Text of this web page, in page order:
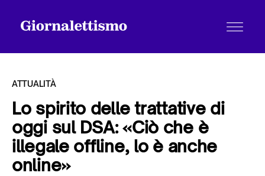
Tutti gli articoli
ATTUALITÀ
Lo spirito delle trattative di
oggi sul DSA: «Ciò che è
illegale offline, lo è anche
online»